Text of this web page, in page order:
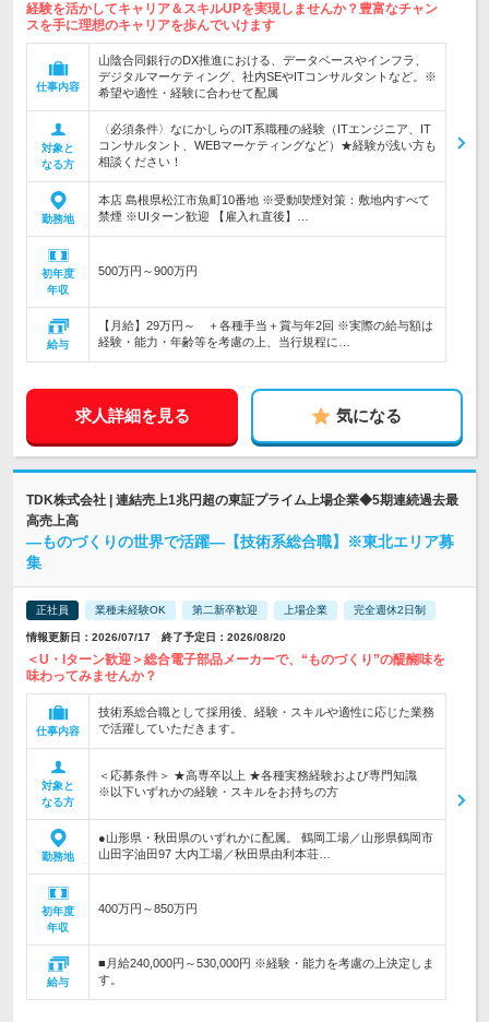
経験を活かしてキャリア＆スキルUPを実現しませんか？豊富なチャン
スを手に理想のキャリアを歩んでいけます
仕事内容
山陰合同銀行のDX推進における、データベースやインフラ、
デジタルマーケティング、社内SEやITコンサルタントなど。※
希望や適性・経験に合わせて配属
対象と
なる方
〈必須条件〉なにかしらのIT系職種の経験（ITエンジニア、IT
コンサルタント、WEBマーケティングなど）★経験が浅い方も
相談ください！
勤務地
本店 島根県松江市魚町10番地 ※受動喫煙対策：敷地内すべて
禁煙 ※UIターン歓迎 【雇入れ直後】…
初年度
年収
500万円～900万円
給与
【月給】29万円～ ＋各種手当＋賞与年2回 ※実際の給与額は
経験・能力・年齢等を考慮の上、当行規程に…
求人詳細を見る 気になる
TDK株式会社 | 連結売上1兆円超の東証プライム上場企業◆5期連続過去最
高売上高
―ものづくりの世界で活躍―【技術系総合職】※東北エリア募
集
正社員 業種未経験OK 第二新卒歓迎 上場企業 完全週休2日制
情報更新日：2026/07/17 終了予定日：2026/08/20
＜U・Iターン歓迎＞総合電子部品メーカーで、“ものづくり”の醍醐味を
味わってみませんか？
仕事内容
技術系総合職として採用後、経験・スキルや適性に応じた業務
で活躍していただきます。
対象と
なる方
＜応募条件＞ ★高専卒以上 ★各種実務経験および専門知識
※以下いずれかの経験・スキルをお持ちの方
勤務地
●山形県・秋田県のいずれかに配属。 鶴岡工場／山形県鶴岡市
山田字油田97 大内工場／秋田県由利本荘…
初年度
年収
400万円～850万円
給与
■月給240,000円～530,000円 ※経験・能力を考慮の上決定しま
す。